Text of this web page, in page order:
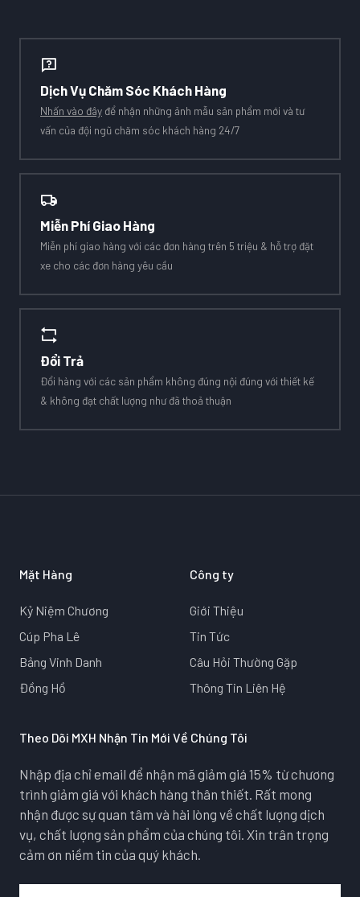
Dịch Vụ Chăm Sóc Khách Hàng
Nhấn vào đây để nhận những ảnh mẫu sản phẩm mới và tư
vấn của đội ngũ chăm sóc khách hàng 24/7
Miễn Phí Giao Hàng
Miễn phí giao hàng với các đơn hàng trên 5 triệu & hỗ trợ đặt
xe cho các đơn hàng yêu cầu
Đổi Trả
Đổi hàng với các sản phẩm không đúng nội đúng với thiết kế
& không đạt chất lượng như đã thoả thuận
Mặt Hàng
Kỷ Niệm Chương
Cúp Pha Lê
Bảng Vinh Danh
Đồng Hồ
Công ty
Giới Thiệu
Tin Tức
Câu Hỏi Thường Gặp
Thông Tin Liên Hệ
Theo Dõi MXH Nhận Tin Mới Về Chúng Tôi
Nhập địa chỉ email để nhận mã giảm giá 15% từ chương
trình giảm giá với khách hàng thân thiết. Rất mong
nhận được sự quan tâm và hài lòng về chất lượng dịch
vụ, chất lượng sản phẩm của chúng tôi. Xin trân trọng
cảm ơn niềm tin của quý khách.